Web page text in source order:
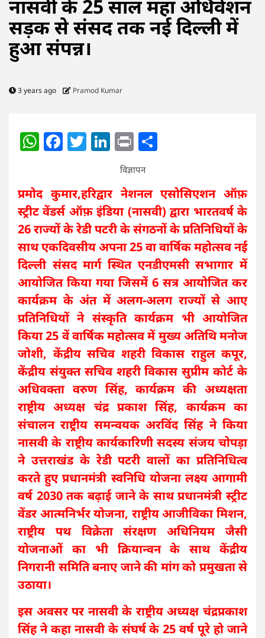
नासवी के 25 साल महा अधिवेशन
सड़क से संसद तक नई दिल्ली में
हुआ संपन्न।
3 years ago Pramod Kumar
WhatsApp
Facebook
Twitter
LinkedIn
Print
विज्ञापन
प्रमोद कुमार,हरिद्वार नेशनल एसोसिएशन ऑफ़
स्ट्रीट वेंडर्स ऑफ़ इंडिया (नासवी) द्वारा भारतवर्ष के
26 राज्यों के रेडी पटरी के संगठनों के प्रतिनिधियों के
साथ एकदिवसीय अपना 25 वा वार्षिक महोत्सव नई
दिल्ली संसद मार्ग स्थित एनडीएमसी सभागार में
आयोजित किया गया जिसमें 6 सत्र आयोजित कर
कार्यक्रम के अंत में अलग-अलग राज्यों से आए
प्रतिनिधियों ने संस्कृति कार्यक्रम भी आयोजित
किया 25 वें वार्षिक महोत्सव में मुख्य अतिथि मनोज
जोशी, केंद्रीय सचिव शहरी विकास राहुल कपूर,
केंद्रीय संयुक्त सचिव शहरी विकास सुप्रीम कोर्ट के
अधिवक्ता वरुण सिंह, कार्यक्रम की अध्यक्षता
राष्ट्रीय अध्यक्ष चंद्र प्रकाश सिंह, कार्यक्रम का
संचालन राष्ट्रीय समन्वयक अरविंद सिंह ने किया
नासवी के राष्ट्रीय कार्यकारिणी सदस्य संजय चोपड़ा
ने उत्तराखंड के रेडी पटरी वालों का प्रतिनिधित्व
करते हुए प्रधानमंत्री स्वनिधि योजना लक्ष्य आगामी
वर्ष 2030 तक बढ़ाई जाने के साथ प्रधानमंत्री स्ट्रीट
वेंडर आत्मनिर्भर योजना, राष्ट्रीय आजीविका मिशन,
राष्ट्रीय पथ विक्रेता संरक्षण अधिनियम जैसी
योजनाओं का भी क्रियान्वन के साथ केंद्रीय
निगरानी समिति बनाए जाने की मांग को प्रमुखता से
उठाया।
इस अवसर पर नासवी के राष्ट्रीय अध्यक्ष चंद्रप्रकाश
सिंह ने कहा नासवी के संघर्ष के 25 वर्ष पूरे हो जाने